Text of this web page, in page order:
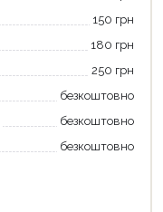
150 грн
180 грн
250 грн
безкоштовно
безкоштовно
безкоштовно